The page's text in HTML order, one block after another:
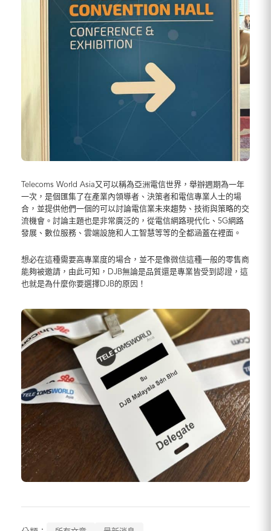
Telecoms World Asia又可以稱為亞洲電信世界，舉辦週期為一年
一次，是個匯集了在產業內領導者、決策者和電信專業人士的場
合，並提供他們一個的可以討論電信業未來趨勢、技術與策略的交
流機會。討論主題也是非常廣泛的，從電信網路現代化、5G網路
發展、數位服務、雲端設施和人工智慧等等的全都涵蓋在裡面。
想必在這種需要高專業度的場合，並不是像微信這種一般的零售商
能夠被邀請，由此可知，DJB無論是品質還是專業皆受到認證，這
也就是為什麼你要選擇DJB的原因！